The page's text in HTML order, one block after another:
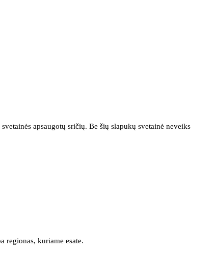
apsaugotų sričių. Be šių slapukų svetainė neveiks
regionas, kuriame esate.